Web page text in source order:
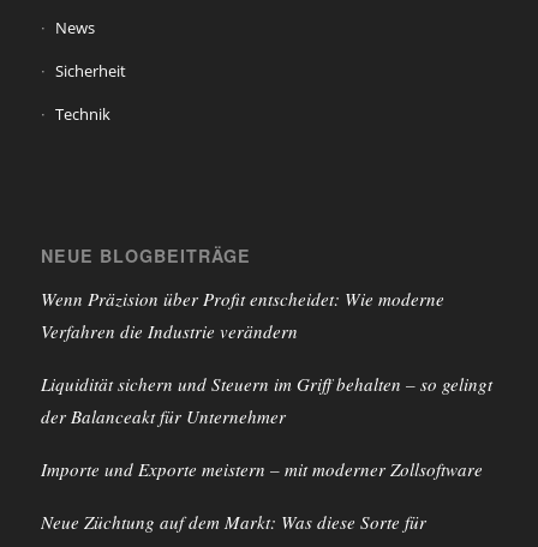
News
Sicherheit
Technik
NEUE BLOGBEITRÄGE
Wenn Präzision über Profit entscheidet: Wie moderne
Verfahren die Industrie verändern
Liquidität sichern und Steuern im Griff behalten – so gelingt
der Balanceakt für Unternehmer
Importe und Exporte meistern – mit moderner Zollsoftware
Neue Züchtung auf dem Markt: Was diese Sorte für